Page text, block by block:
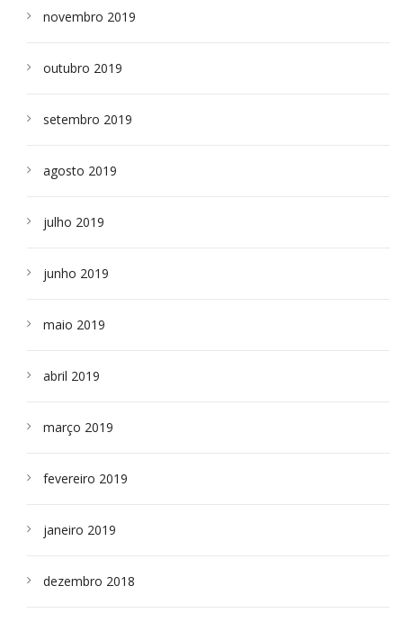
novembro 2019
outubro 2019
setembro 2019
agosto 2019
julho 2019
junho 2019
maio 2019
abril 2019
março 2019
fevereiro 2019
janeiro 2019
dezembro 2018